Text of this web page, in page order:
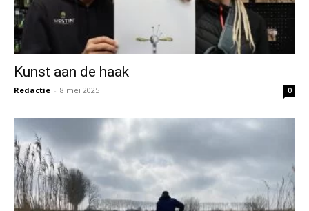
Kunst aan de haak
Redactie - 8 mei 2025 0